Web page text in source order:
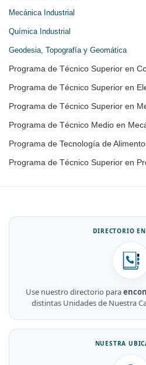
Mecánica Industrial
Química Industrial
Geodesia, Topografía y Geomática
Programa de Técnico Superior en
Programa de Técnico Superior en
Programa de Técnico Superior en
Programa de Técnico Medio en
Programa de Tecnología de
Programa de Técnico Superior en
DIRECTORIO
Use nuestro directorio para
distintas Unidades de Nuestra
NUESTRA